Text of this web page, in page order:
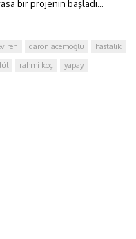
bir projenin başladı...
daron acemoğlu
hastalık
rahmi koç
yapay